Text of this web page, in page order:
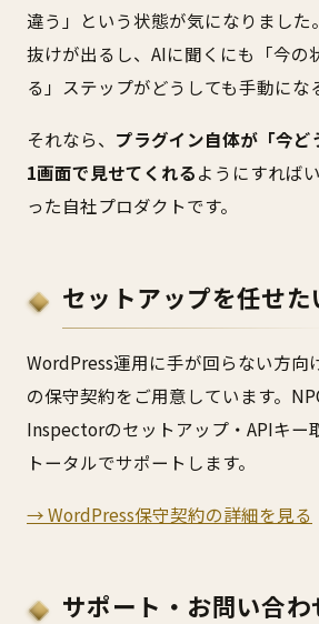
違う」という状態が気になりました
抜けが出るし、AIに聞くにも「今の
る」ステップがどうしても手動にな
それなら、 プラグイン自体が「今ど
1画面で見せてくれるようにすれば
った自社プロダクトです。
セットアップを任せた
WordPress運用に手が回らない方向
の保守契約をご用意しています。
Inspectorのセットアップ・APIキー
トータルでサポートします。
→ WordPress保守契約の詳細を見る
サポート・お問い合わ